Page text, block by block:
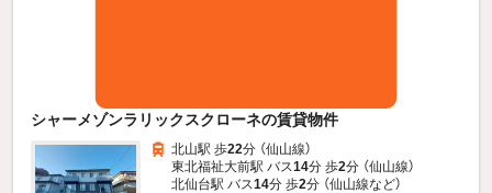
シャーメゾンラリックスクローネの賃貸物件
北山駅 歩22分 （仙山線）
東北福祉大前駅 バス14分 歩2分 （仙山線）
北仙台駅 バス14分 歩2分 （仙山線など）